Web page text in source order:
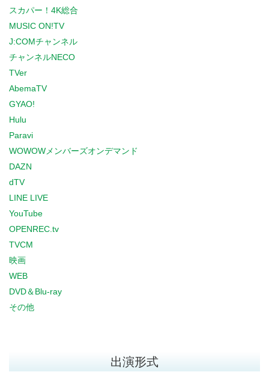
スカパー！4K総合
MUSIC ON!TV
J:COMチャンネル
チャンネルNECO
TVer
AbemaTV
GYAO!
Hulu
Paravi
WOWOWメンバーズオンデマンド
DAZN
dTV
LINE LIVE
YouTube
OPENREC.tv
TVCM
映画
WEB
DVD＆Blu-ray
その他
出演形式